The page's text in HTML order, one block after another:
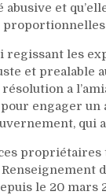
abusive et
regissant les
et prealable
résolution a
engager
qui
propriétaires
le 20 mars